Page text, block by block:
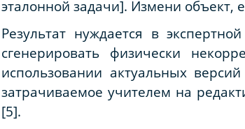
эталонной задачи]. Измени объект,
Результат нуждается в
сгенерировать физически
использовании актуальных
затрачиваемое учителем на
[5].